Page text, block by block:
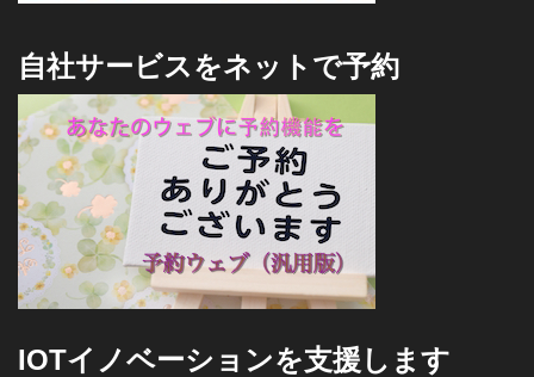
自社サービスをネットで予約
IOTイノベーションを支援します